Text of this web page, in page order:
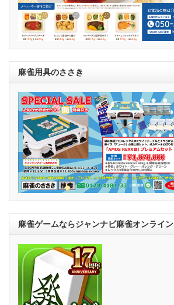
麻雀用具のささき
麻雀ゲームならジャンナビ麻雀オンライン